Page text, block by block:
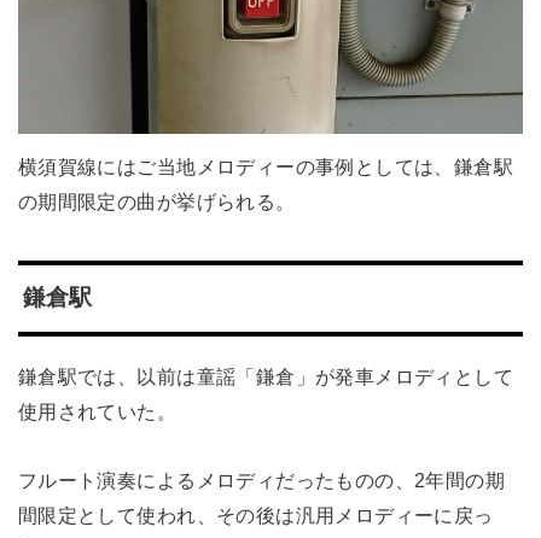
横須賀線にはご当地メロディーの事例としては、鎌倉駅
の期間限定の曲が挙げられる。
鎌倉駅
鎌倉駅では、以前は童謡「鎌倉」が発車メロディとして
使用されていた。
フルート演奏によるメロディだったものの、2年間の期
間限定として使われ、その後は汎用メロディーに戻っ